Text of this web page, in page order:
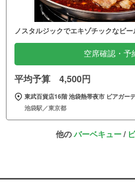
ノスタルジックでエキゾチックなビ
空席確認・予
平均予算 4,500円
東武百貨店16階 池袋熱帯夜市 ビアガー
池袋駅／東京都
他のバーベキュー/